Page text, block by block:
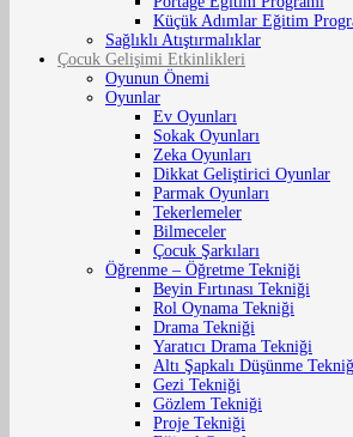
Küçük Adımlar Eğitim
Sağlıklı Atıştırmalıklar
Çocuk Gelişimi Etkinlikleri
Oyunun Önemi
Oyunlar
Ev Oyunları
Sokak Oyunları
Zeka Oyunları
Dikkat Geliştirici Oyunlar
Parmak Oyunları
Tekerlemeler
Bilmeceler
Çocuk Şarkıları
Öğrenme – Öğretme Tekniği
Beyin Fırtınası Tekniği
Rol Oynama Tekniği
Drama Tekniği
Yaratıcı Drama Tekniği
Altı Şapkalı Düşünme
Gezi Tekniği
Gözlem Tekniği
Proje Tekniği